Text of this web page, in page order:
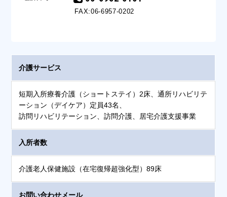
FAX:06-6957-0202
介護サービス
短期入所療養介護（ショートステイ）2床、通所リハビリテ
ーション（デイケア）定員43名、
訪問リハビリテーション、訪問介護、居宅介護支援事業
入所者数
介護老人保健施設（在宅復帰超強化型）89床
お問い合わせメール